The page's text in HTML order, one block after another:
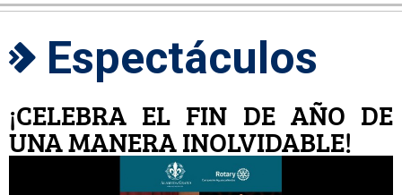
Espectáculos
¡CELEBRA EL FIN DE AÑO DE
UNA MANERA INOLVIDABLE!